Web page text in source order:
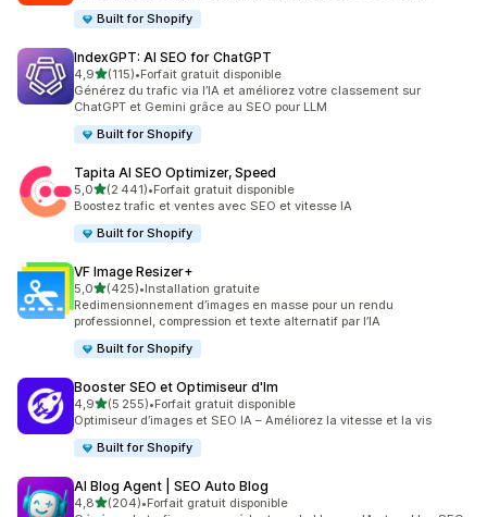
Built for Shopify
IndexGPT: AI SEO for ChatGPT
4,9étoile(s) sur 5
(115)
115 avis au total
•Forfait gratuit disponible
Générez du trafic via l’IA et améliorez votre classement sur
ChatGPT et Gemini grâce au SEO pour LLM
Built for Shopify
Tapita AI SEO Optimizer, Speed
5,0étoile(s) sur 5
(2 441)
2441 avis au total
•Forfait gratuit disponible
Boostez trafic et ventes avec SEO et vitesse IA
Built for Shopify
VF Image Resizer+
5,0étoile(s) sur 5
(425)
425 avis au total
•Installation gratuite
Redimensionnement d’images en masse pour un rendu
professionnel, compression et texte alternatif par l’IA
Built for Shopify
Booster SEO et Optimiseur d'Im
4,9étoile(s) sur 5
(5 255)
5255 avis au total
•Forfait gratuit disponible
Optimiseur d’images et SEO IA – Améliorez la vitesse et la vis
Built for Shopify
AI Blog Agent | SEO Auto Blog
4,8étoile(s) sur 5
(204)
204 avis au total
•Forfait gratuit disponible